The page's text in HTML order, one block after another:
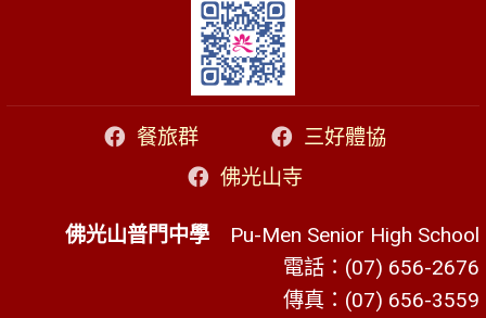
餐旅群
三好體協
佛光山寺
佛光山普門中學 Pu-Men Senior High School
電話：(07) 656-2676
傳真：(07) 656-3559